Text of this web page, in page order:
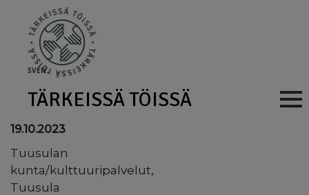
SVEN
TÄRKEISSÄ TÖISSÄ Main
19.10.2023
Tuusulan
kunta/kulttuuripalvelut,
Tuusula